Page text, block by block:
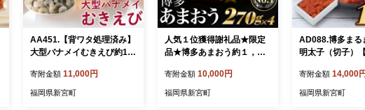
AA451.【背ワタ処理済み】
大型バナメイむきえび約1.8
寄附金額 11,000円
福岡県新宮町
人気１位獲得謝礼品★限定
品★博多あまおう約１，０
年２月以降発送）.A1609
【あまおう】
寄附金額 10,000円
福岡県新宮町
AD088.博多まる
明太子（切子）
寄附金額 14,000
福岡県新宮町